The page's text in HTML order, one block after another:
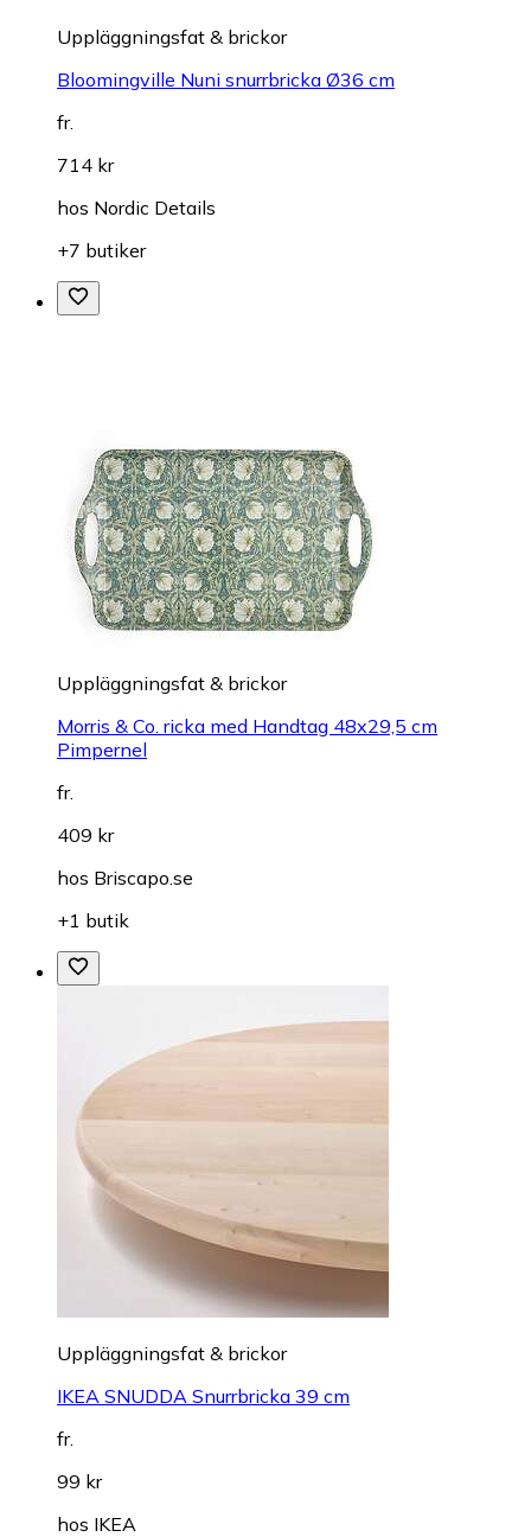
Uppläggningsfat & brickor
Bloomingville Nuni snurrbricka Ø36 cm
fr.
714 kr
hos Nordic Details
+7 butiker
Uppläggningsfat & brickor
Morris & Co. ricka med Handtag 48x29,5 cm
Pimpernel
fr.
409 kr
hos Briscapo.se
+1 butik
Uppläggningsfat & brickor
IKEA SNUDDA Snurrbricka 39 cm
fr.
99 kr
hos IKEA